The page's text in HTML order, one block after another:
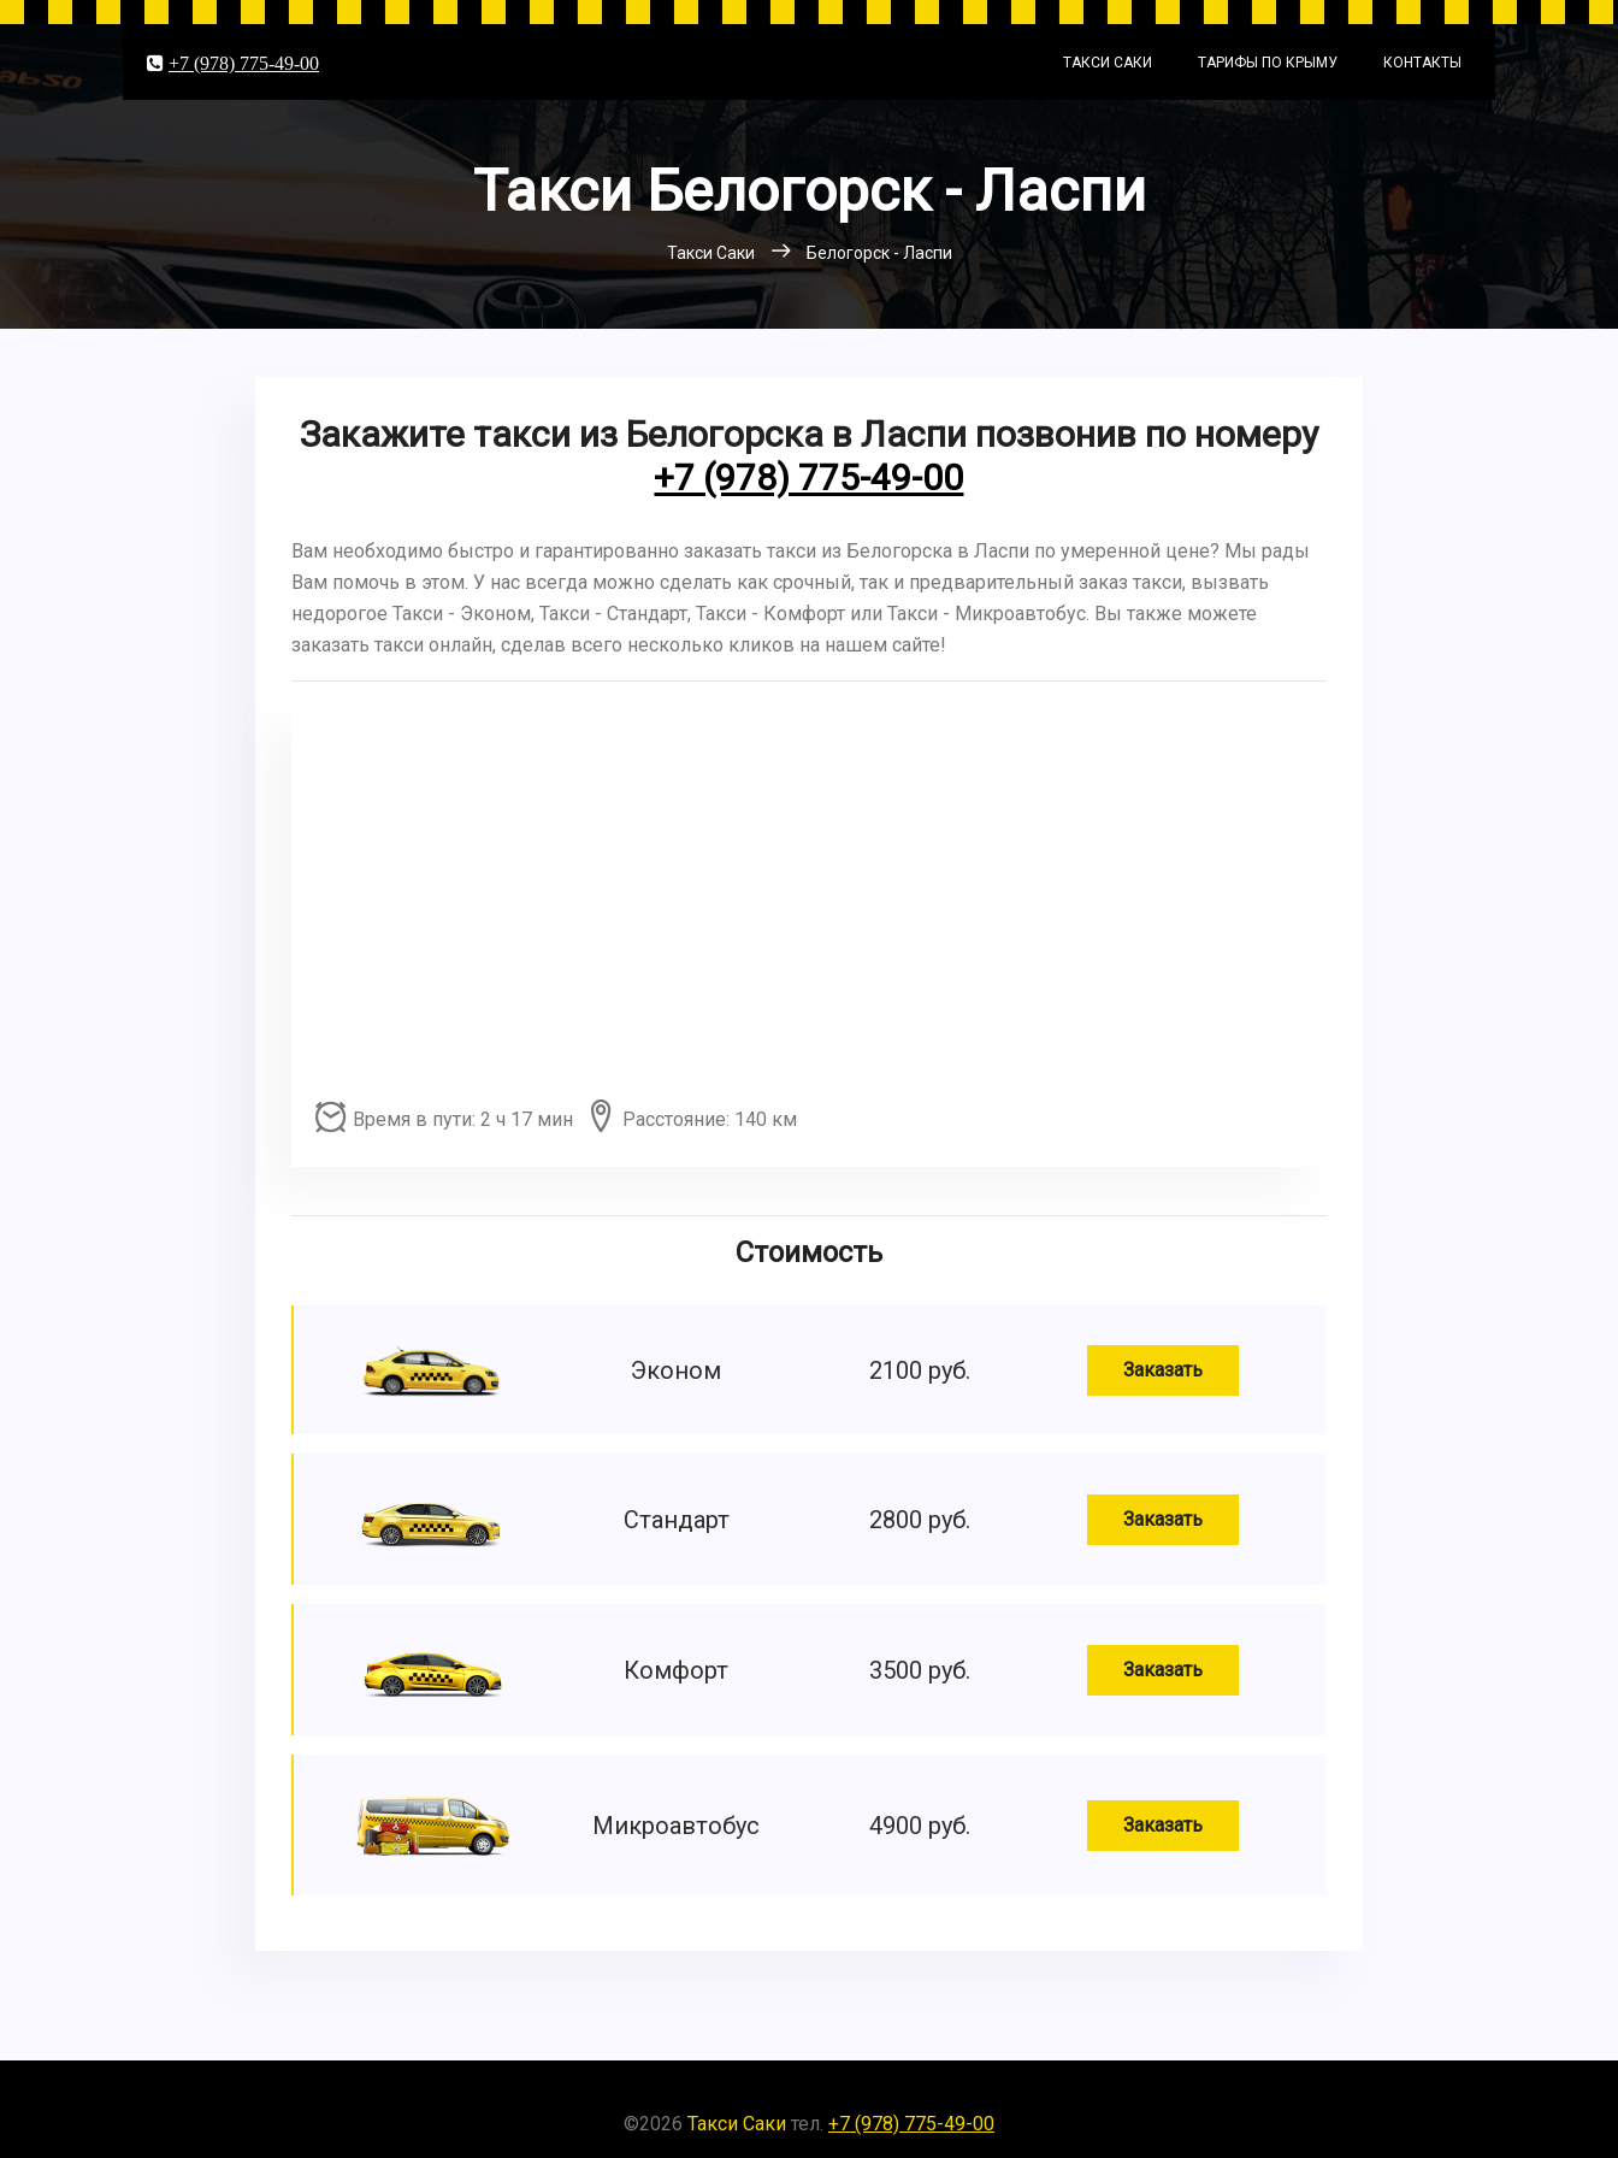
+7 (978) 775-49-00 ТАКСИ САКИ ТАРИФЫ ПО КРЫМУ КОНТАКТЫ
Такси Белогорск - Ласпи
Такси Саки Белогорск - Ласпи
Закажите такси из Белогорска в Ласпи позвонив по номеру
+7 (978) 775-49-00
Вам необходимо быстро и гарантированно заказать такси из Белогорска в Ласпи по умеренной цене? Мы рады
Вам помочь в этом. У нас всегда можно сделать как срочный, так и предварительный заказ такси, вызвать
недорогое Такси - Эконом, Такси - Стандарт, Такси - Комфорт или Такси - Микроавтобус. Вы также можете
заказать такси онлайн, сделав всего несколько кликов на нашем сайте!
Время в пути: 2 ч 17 мин Расстояние: 140 км
Стоимость
Эконом 2100 руб. Заказать
Стандарт 2800 руб. Заказать
Комфорт 3500 руб. Заказать
Микроавтобус 4900 руб. Заказать
©2026 Такси Саки тел. +7 (978) 775-49-00